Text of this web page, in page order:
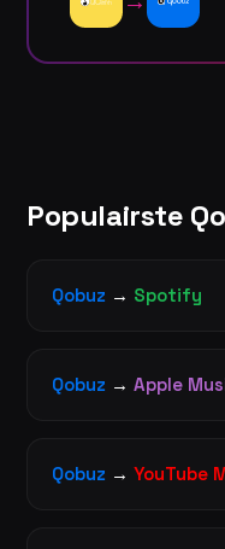
Populairste
Qobuz → Spotify
Qobuz → Apple
Qobuz → YouTube